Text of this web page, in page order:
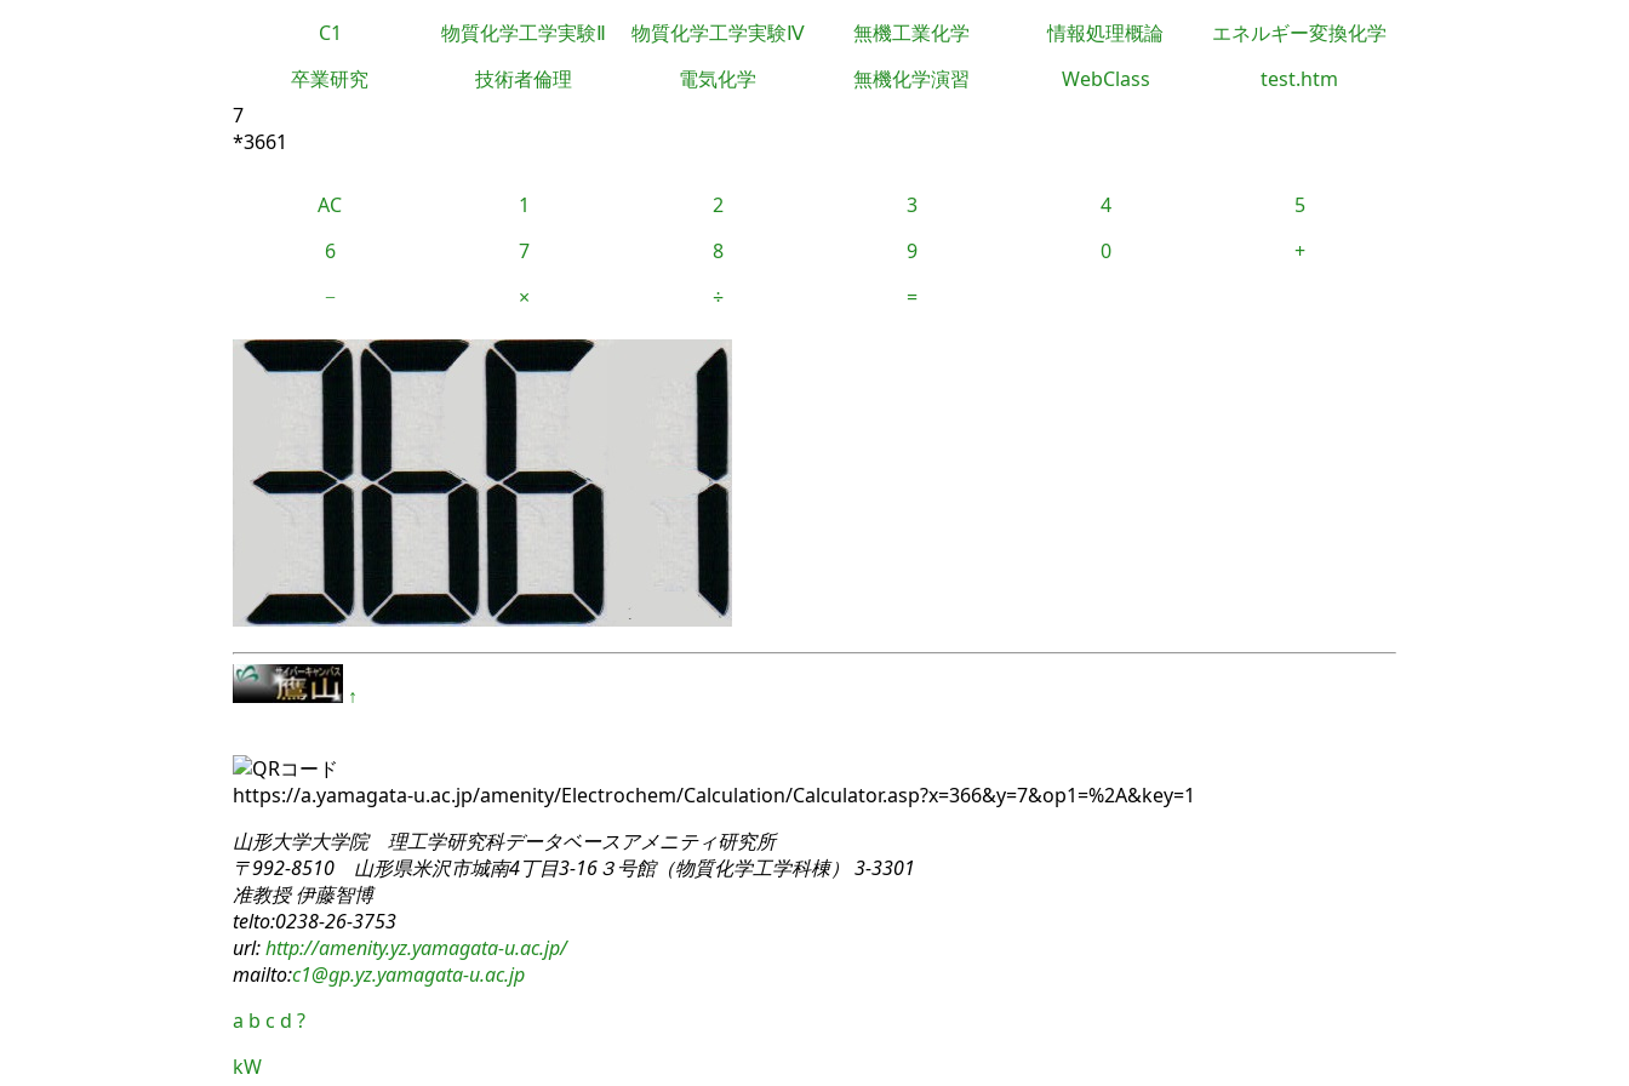
C1 物質化学工学実験Ⅱ 物質化学工学実験Ⅳ 無機工業化学 情報処理概論
エネルギー変換化学
卒業研究
技術者倫理 電気化学 無機化学演習 WebClass
test.htm
7
*3661
AC 1 2 3 4
5
6
7 8 9 0
+
−
× ÷ =
↑
https://a.yamagata-u.ac.jp/amenity/Electrochem/Calculation/Calculator.asp?x=366&y=7&op1=%2A&key=1
山形大学大学院 理工学研究科データベースアメニティ研究所
〒992-8510 山形県米沢市城南4丁目3-16３号館（物質化学工学科棟） 3-3301
准教授 伊藤智博
telto:0238-26-3753
url:http://amenity.yz.yamagata-u.ac.jp/
mailto:c1@gp.yz.yamagata-u.ac.jp
a b c d ?
kW